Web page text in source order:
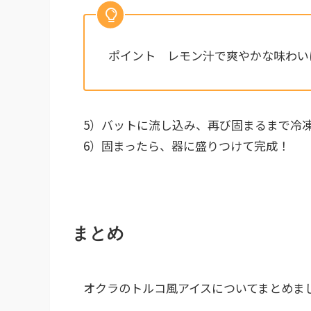
ポイント レモン汁で爽やかな味わい
5）バットに流し込み、再び固まるまで冷
6）固まったら、器に盛りつけて完成！
まとめ
オクラのトルコ風アイスについてまとめま